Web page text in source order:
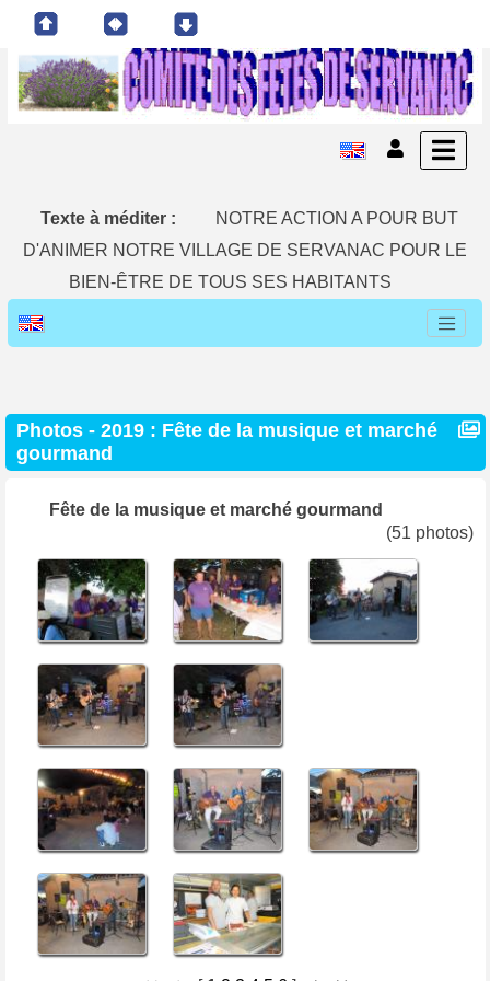
Texte à méditer :
NOTRE ACTION A POUR BUT
D'ANIMER NOTRE VILLAGE DE SERVANAC POUR LE
BIEN-ÊTRE DE TOUS SES HABITANTS
Photos - 2019 : Fête de la musique et marché
gourmand
Fête de la musique et marché gourmand
(51 photos)